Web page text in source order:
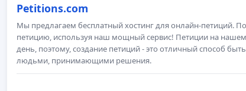
Petitions.com
Мы предлагаем бесплатный хостинг для онлайн-петиций.
петицию, используя наш мощный сервис! Петиции на
день, поэтому, создание петиций - это отличный способ
людьми, принимающими решения.